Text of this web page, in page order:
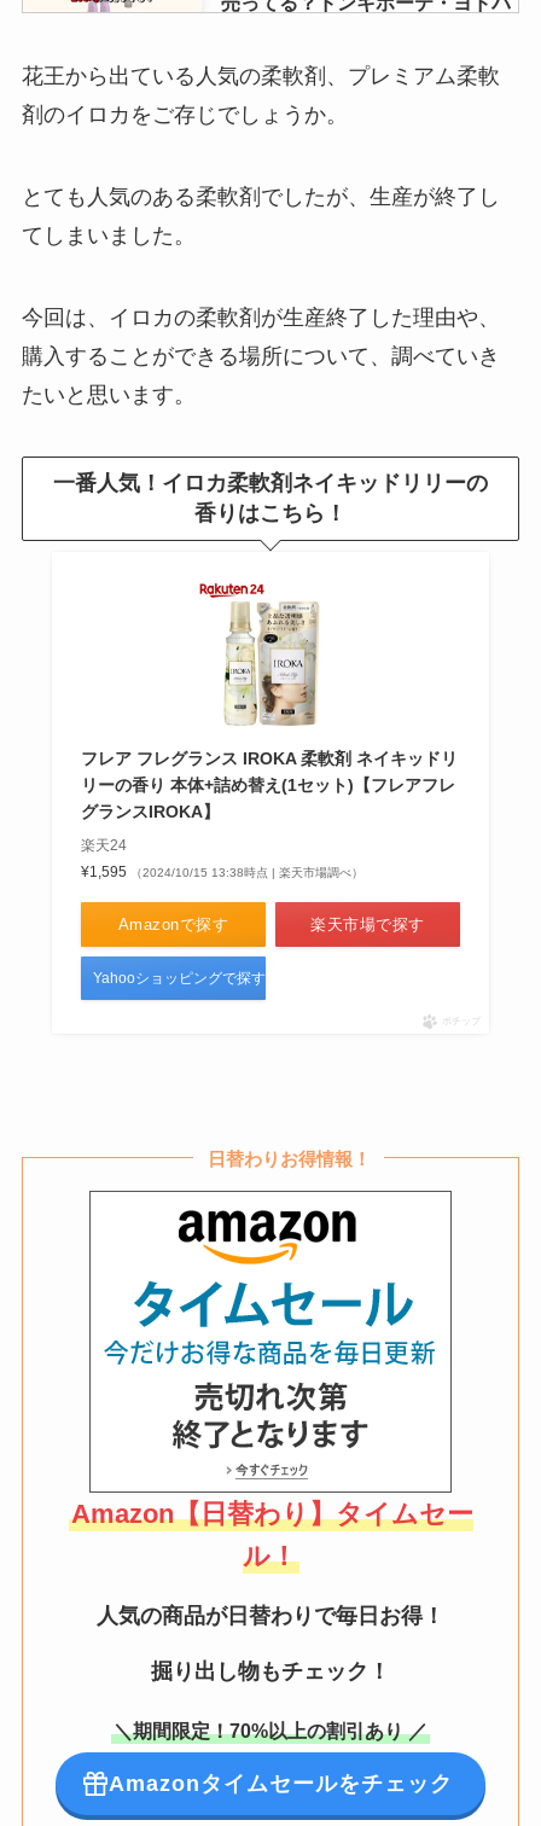
カインズも調査！
売ってる？化粧品は危険？怪し
い？最安で買える方法
当？売ってない理由＆買える店舗
があるか調査！
セリアのブリキプレートは廃盤？
売り場はどこ？似たような商品は
ある？値段も調査
じゃがポックルはどこで買える？
販売店や値段・ジャガビーとの違
ポケモンパンはどこに売ってる？
ファミマで買える？ネット販売
は？値段や販売店を調査
花王から出ている人気の柔軟剤、プレミアム柔軟
剤のイロカをご存じでしょうか。
とても人気のある柔軟剤でしたが、生産が終了し
てしまいました。
今回は、イロカの柔軟剤が生産終了した理由や、
購入することができる場所について、調べていき
たいと思います。
一番人気！イロカ柔軟剤ネイキッドリリーの
香りはこちら！
フレア フレグランス IROKA 柔軟剤 ネイキッドリ
リーの香り 本体+詰め替え(1セット)【フレアフレ
グランスIROKA】
楽天24
¥1,595
（2024/10/15 13:38時点 | 楽天市場調べ）
Amazonで探す 楽天市場で探す
Yahooショッピングで探す
ポチップ
日替わりお得情報！
Amazon【日替わり】タイムセー
ル！
人気の商品が日替わりで毎日お得！
掘り出し物もチェック！
＼期間限定！70%以上の割引あり ／
Amazonタイムセールをチェック